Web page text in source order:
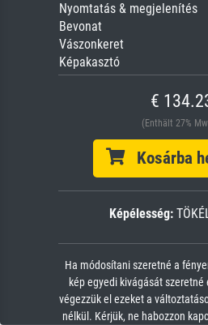
Nyomtatás & megjelenítés
Bevonat
Vászonkeret
Képakasztó
€
(Enthält 27%
Kosárba
Képélesség:
Ha módosítani szeretné a
kép egyedi kivágását
végezzük el ezeket a
nélkül. Kérjük, ne habozzon